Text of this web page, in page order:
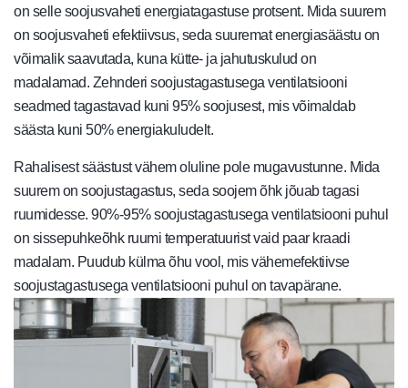
on selle soojusvaheti energiatagastuse protsent. Mida suurem
on soojusvaheti efektiivsus, seda suuremat energiasäästu on
võimalik saavutada, kuna kütte- ja jahutuskulud on
madalamad. Zehnderi soojustagastusega ventilatsiooni
seadmed tagastavad kuni 95% soojusest, mis võimaldab
säästa kuni 50% energiakuludelt.
Rahalisest säästust vähem oluline pole mugavustunne. Mida
suurem on soojustagastus, seda soojem õhk jõuab tagasi
ruumidesse. 90%-95% soojustagastusega ventilatsiooni puhul
on sissepuhkeõhk ruumi temperatuurist vaid paar kraadi
madalam. Puudub külma õhu vool, mis vähemefektiivse
soojustagastusega ventilatsiooni puhul on tavapärane.